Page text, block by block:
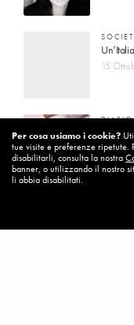
15
La vita
8
Per
8
Per cosa usiamo i cookie?
tue visite e preferenze ripetute.
disabilitarli, consulta la nostra
banner, o utilizzando il nostro
li abbia disabilitati.